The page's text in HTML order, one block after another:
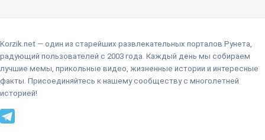
Korzik.net — один из старейших развлекательных порталов Рунета,
радующий пользователей с 2003 года. Каждый день мы собираем
лучшие мемы, прикольные видео, жизненные истории и интересные
факты. Присоединяйтесь к нашему сообществу с многолетней
историей!